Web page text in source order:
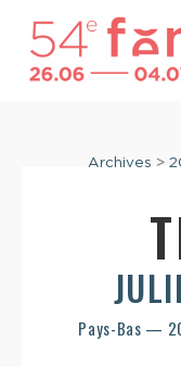
Archives >
Pays-Bas —